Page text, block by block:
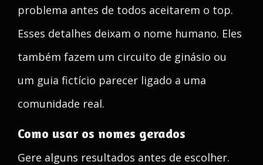
problema antes de todos aceitarem o top.
Esses detalhes deixam o nome humano. Eles
também fazem um circuito de ginásio ou
um guia fictício parecer ligado a uma
comunidade real.
Como usar os nomes gerados
Gere alguns resultados antes de escolher.